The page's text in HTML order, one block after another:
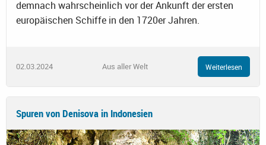
demnach wahrscheinlich vor der Ankunft der ersten
europäischen Schiffe in den 1720er Jahren.
02.03.2024 Aus aller Welt Weiterlesen
Spuren von Denisova in Indonesien